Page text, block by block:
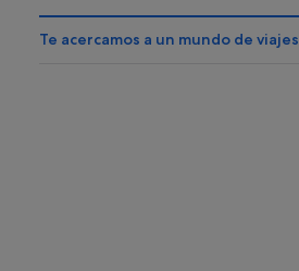
Te acercamos a un mundo de viajes